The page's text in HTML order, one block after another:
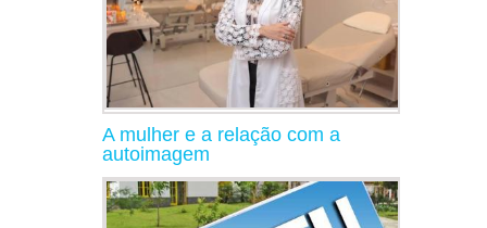
A mulher e a relação com a
autoimagem